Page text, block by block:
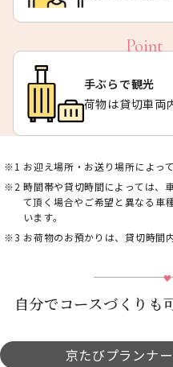
手ぶらで観光
荷物は貸切車両
お迎え場所・お送り場所によっ
時間帯や貸切時間によっては、
て頂く場合やご希望と異なる車
います。
お荷物のお預かりは、貸切時間
自分でコースづくり
京たびプランナ